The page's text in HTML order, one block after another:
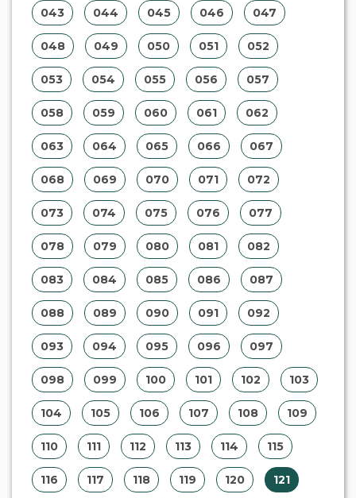
043 044 045 046 047
048 049 050 051 052
053 054 055 056 057
058 059 060 061 062
063 064 065 066 067
068 069 070 071 072
073 074 075 076 077
078 079 080 081 082
083 084 085 086 087
088 089 090 091 092
093 094 095 096 097
098 099 100 101 102 103
104 105 106 107 108 109
110 111 112 113 114 115
116 117 118 119 120 121